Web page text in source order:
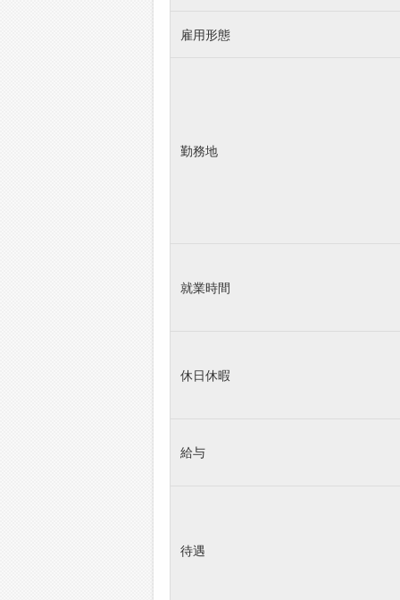
雇用形態
勤務地
就業時間
休日休暇
給与
待遇